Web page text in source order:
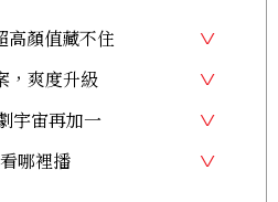
高顏值藏不住
，爽度升級
宇宙再加一
哪裡播